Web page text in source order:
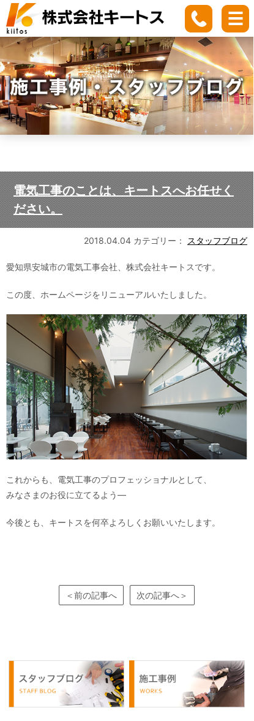
電気工事のことは、キートスへお任せく
ださい。
2018.04.04 カテゴリー： スタッフブログ
愛知県安城市の電気工事会社、株式会社キートスです。
この度、ホームページをリニューアルいたしました。
これからも、電気工事のプロフェッショナルとして、
みなさまのお役に立てるよう―
今後とも、キートスを何卒よろしくお願いいたします。
＜前の記事へ 次の記事へ＞